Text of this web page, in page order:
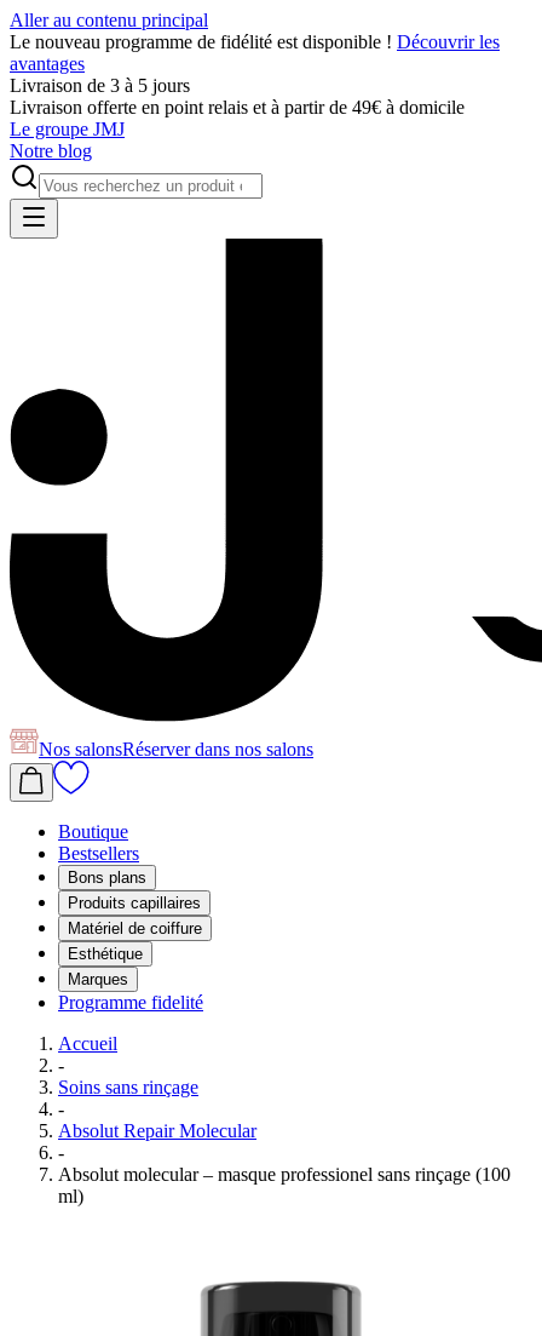
Aller au contenu principal
Le nouveau programme de fidélité est disponible ! Découvrir les
avantages
Livraison de 3 à 5 jours
Livraison offerte en point relais et à partir de 49€ à domicile
Le groupe JMJ
Notre blog
Nos salonsRéserverdans nos salons
Boutique
Bestsellers
Bons plans
Produits capillaires
Matériel de coiffure
Esthétique
Marques
Programme fidelité
Accueil
-
Soins sans rinçage
-
Absolut Repair Molecular
-
Absolut molecular – masque professionel sans rinçage (100
ml)